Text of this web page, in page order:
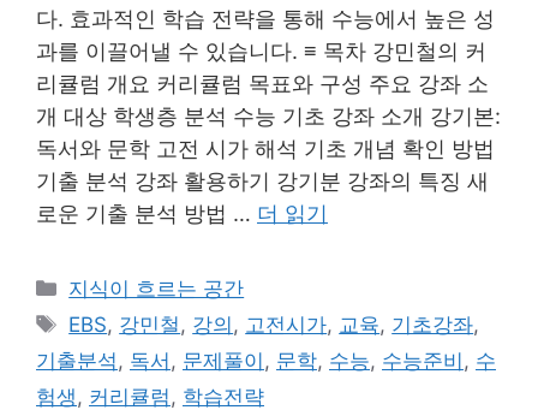
다. 효과적인 학습 전략을 통해 수능에서 높은 성
과를 이끌어낼 수 있습니다. ≡ 목차 강민철의 커
리큘럼 개요 커리큘럼 목표와 구성 주요 강좌 소
개 대상 학생층 분석 수능 기초 강좌 소개 강기본:
독서와 문학 고전 시가 해석 기초 개념 확인 방법
기출 분석 강좌 활용하기 강기분 강좌의 특징 새
로운 기출 분석 방법 … 더 읽기
카
테
리
지식이 흐르는 공간
태
그
EBS, 강민철, 강의 , 고전시가, 교육, 기초강좌,
기출분석, 독서 , 문제풀이 , 문학, 수능, 수능준비 , 수
험생, 커리큘럼, 학습전략